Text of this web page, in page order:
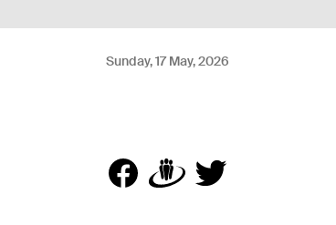
Sunday, 17 May, 2026